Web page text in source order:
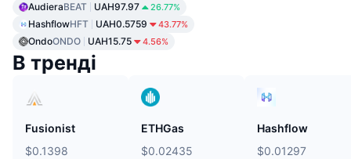
AudieraBEAT UAH97.97 26.77%
HashflowHFT UAH0.5759 43.77%
OndoONDO UAH15.75 4.56%
В тренді
Fusionist
$0.1398
ETHGas
$0.02435
Hashflow
$0.01297